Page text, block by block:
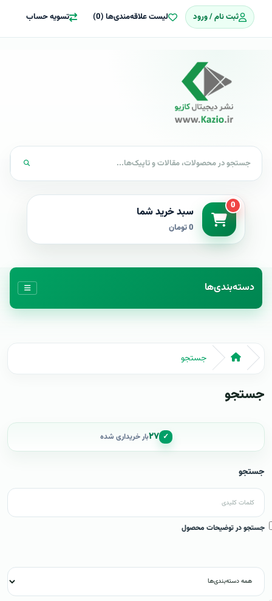
ثبت نام / ورود لیست علاقه‌مندی‌ها (0) تسویه حساب
0 سبد خرید شما
0 تومان
دسته‌بندی‌ها
جستجو
جستجو
✓ ۲۷بار خریداری شده
جستجو
جستجو در توضیحات محصول